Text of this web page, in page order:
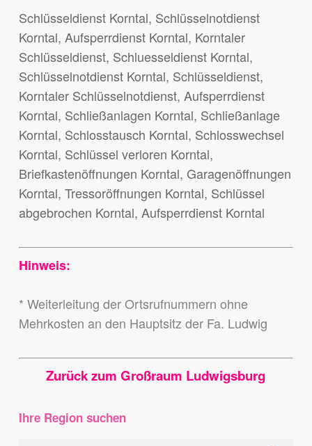
Schlüsseldienst Korntal, Schlüsselnotdienst
Korntal, Aufsperrdienst Korntal, Korntaler
Schlüsseldienst, Schluesseldienst Korntal,
Schlüsselnotdienst Korntal, Schlüsseldienst,
Korntaler Schlüsselnotdienst, Aufsperrdienst
Korntal, Schließanlagen Korntal, Schließanlage
Korntal, Schlosstausch Korntal, Schlosswechsel
Korntal, Schlüssel verloren Korntal,
Briefkastenöffnungen Korntal, Garagenöffnungen
Korntal, Tressoröffnungen Korntal, Schlüssel
abgebrochen Korntal, Aufsperrdienst Korntal
Hinweis:
* Weiterleitung der Ortsrufnummern ohne
Mehrkosten an den Hauptsitz der Fa. Ludwig
Zurück zum Großraum Ludwigsburg
Ihre Region suchen